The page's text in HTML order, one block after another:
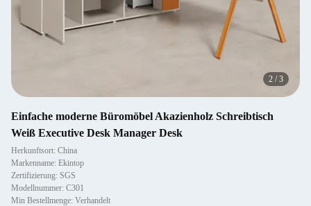
2 /3
Einfache moderne Büromöbel Akazienholz Schreibtisch
Weiß Executive Desk Manager Desk
Herkunftsort: China
Markenname: Ekintop
Zertifizierung: SGS
Modellnummer: C301
Min Bestellmenge: Verhandelt